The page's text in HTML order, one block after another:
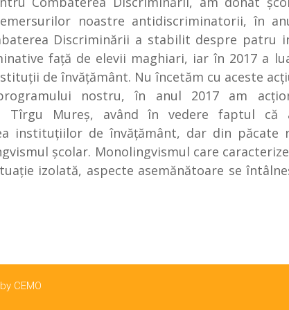
noastre antidiscriminatorii, în
Discriminării a stabilit despre patru
faţă de elevii maghiari, iar în 2017 a
de învăţământ. Nu încetăm cu aceste
nostru, în anul 2017 am
Tîrgu Mureş, având în vedere faptul că
instituţiilor de învăţământ, dar din păcate
şcolar. Monolingvismul care
izolată, aspecte asemănătoare se
CEMO